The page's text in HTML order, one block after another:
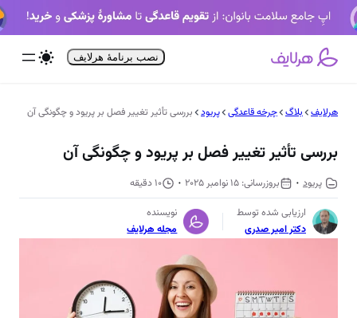
رفتن
به
نصب برنامۀ هرلایف
هرلایف بلاگ چرخه قاعدگی پریود بررسی تأثیر تغییر فصل بر پریود و چگونگی آن
بررسی تأثیر تغییر فصل بر پریود و چگونگی آن
پریود 15 نوامبر 2025
10 دقیقه
ارزیابی شده توسط
دکتر امیر صدری
نویسنده
مجله هرلایف